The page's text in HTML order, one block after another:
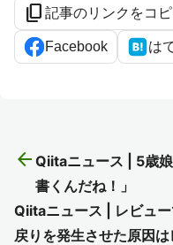
content_copy 記事のリンクをコ
Facebook は
arrow_back Qiitaニュース | 5歳
書くんだね！」
Qiitaニュース | レビュ
戻りを発生させた原因